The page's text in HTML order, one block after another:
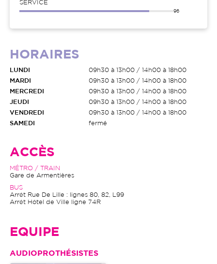
SERVICE
96
HORAIRES
LUNDI
09h30 à 13h00 / 14h00 à 18h00
MARDI
09h30 à 13h00 / 14h00 à 18h00
MERCREDI
09h30 à 13h00 / 14h00 à 18h00
JEUDI
09h30 à 13h00 / 14h00 à 18h00
VENDREDI
09h30 à 13h00 / 14h00 à 18h00
SAMEDI
fermé
ACCÈS
MÉTRO / TRAIN
Gare de Armentières
BUS
Arrêt Rue De Lille : lignes 80, 82, L99
Arrêt Hôtel de Ville ligne 74R
EQUIPE
AUDIOPROTHÉSISTES